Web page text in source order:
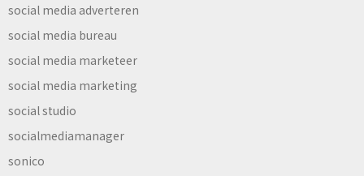
social media adverteren
social media bureau
social media marketeer
social media marketing
social studio
socialmediamanager
sonico